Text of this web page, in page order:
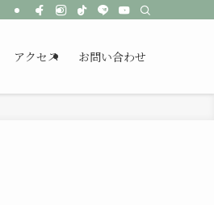
アクセス お問い合わせ